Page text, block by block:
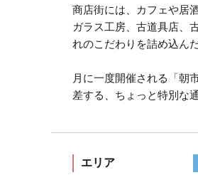
商店街には、カフェや居
ガラス工房、古道具店、
れのこだわりを詰め込ん
月に一度開催される「朝
差する、ちょっと特別な
エリア